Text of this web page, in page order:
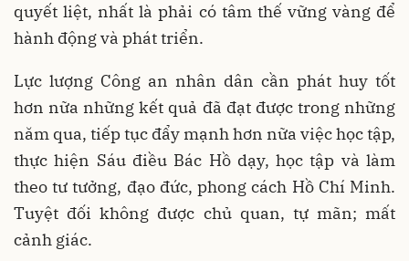
quyết liệt, nhất là phải có tâm thế vững vàng để
hành động và phát triển.
Lực lượng Công an nhân dân cần phát huy tốt
hơn nữa những kết quả đã đạt được trong những
năm qua, tiếp tục đẩy mạnh hơn nữa việc học tập,
thực hiện Sáu điều Bác Hồ dạy, học tập và làm
theo tư tưởng, đạo đức, phong cách Hồ Chí Minh.
Tuyệt đối không được chủ quan, tự mãn; mất
cảnh giác.